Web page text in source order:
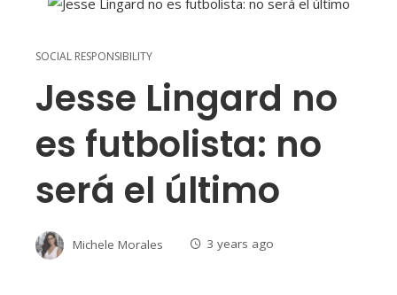
SOCIAL RESPONSIBILITY
Jesse Lingard no
es futbolista: no
será el último
Michele Morales 3 years ago